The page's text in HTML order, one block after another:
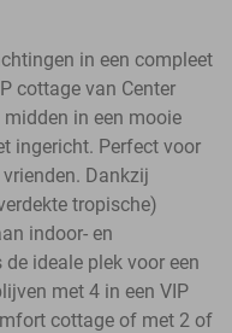
in een compleet
cottage van Center
in een mooie
ingericht. Perfect voor
Dankzij
tropische)
indoor- en
ideale plek voor een
met 4 in een VIP
cottage of met 2 of